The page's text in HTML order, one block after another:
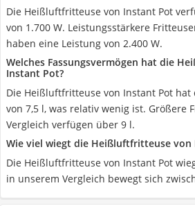
Die Heißluftfritteuse von Instant Pot
von 1.700 W. Leistungsstärkere
haben eine Leistung von 2.400 W.
Welches Fassungsvermögen hat die
Instant Pot?
Die Heißluftfritteuse von Instant Pot hat
von 7,5 l, was relativ wenig ist. Größere
Vergleich verfügen über 9 l.
Wie viel wiegt die Heißluftfritteuse von
Die Heißluftfritteuse von Instant Pot
in unserem Vergleich bewegt sich